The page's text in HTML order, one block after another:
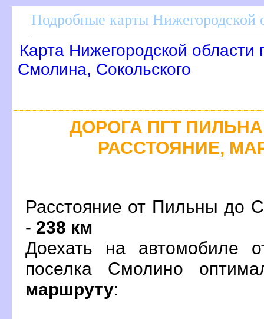
Подробные карты Нижегородской
Карта Нижегородской области
Смолина, Сокольского
ДОРОГА ПГТ
РАССТОЯНИЕ,
Расстояние от Пильны до
- 238 км
Доехать на автомобиле
поселка Смолино
маршруту: